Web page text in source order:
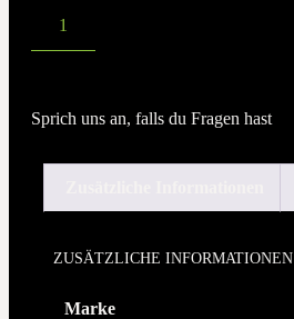
Sprich uns an, falls du Fragen hast
ZUSÄTZLICHE INFORMATIONEN
Marke